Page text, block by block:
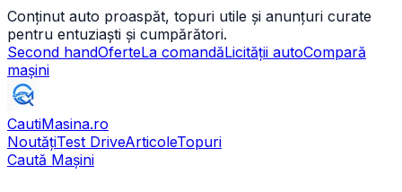
Conținut auto proaspăt, topuri utile și anunțuri curate
pentru entuziaști și cumpărători.
Second handOferteLa comandăLicității autoCompară
mașini
CautiMasina.ro
NoutățiTest DriveArticoleTopuri
Caută Mașini